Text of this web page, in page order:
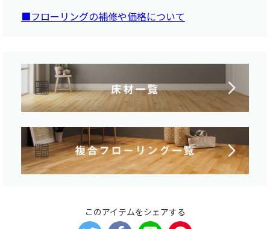
■フローリングの補修や価格について
このアイテムをシェアする